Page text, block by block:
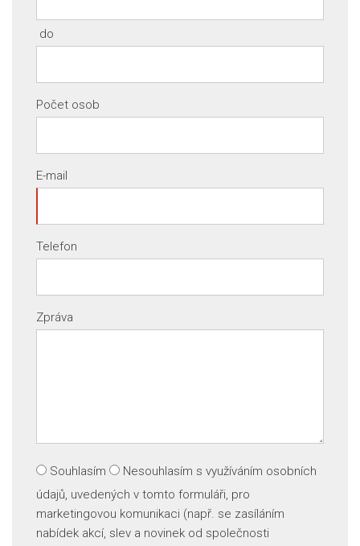
do
Počet osob
E-mail
Telefon
Zpráva
Souhlasím Nesouhlasím s využíváním osobních
údajů, uvedených v tomto formuláři, pro
marketingovou komunikaci (např. se zasíláním
nabídek akcí, slev a novinek od společnosti